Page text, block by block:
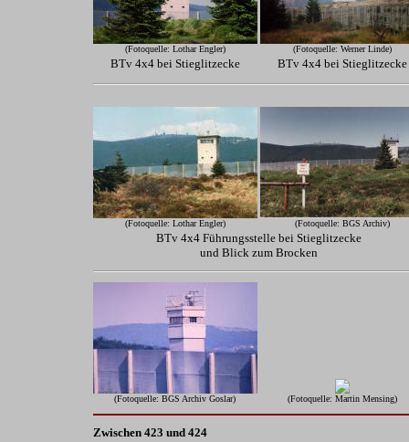
(Fotoquelle: Lothar Engler) (Fotoquelle: Werner Linde)
BTv 4x4 bei Stieglitzecke BTv 4x4 bei Stieglitzecke
(Fotoquelle: Lothar Engler) (Fotoquelle: BGS Archiv)
BTv 4x4 Führungsstelle bei Stieglitzecke
und Blick zum Brocken
(Fotoquelle: BGS Archiv Goslar) (Fotoquelle: Martin Mensing)
Zwischen 423 und 424